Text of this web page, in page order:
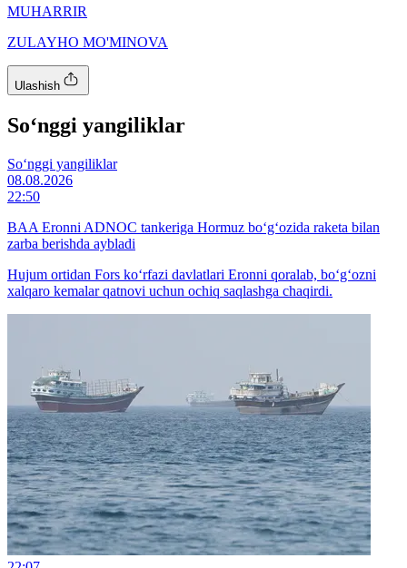
MUHARRIR
ZULAYHO MO'MINOVA
Ulashish
So‘nggi yangiliklar
So‘nggi yangiliklar
08.08.2026
22:50
BAA Eronni ADNOC tankeriga Hormuz bo‘g‘ozida raketa bilan
zarba berishda aybladi
Hujum ortidan Fors ko‘rfazi davlatlari Eronni qoralab, bo‘g‘ozni
xalqaro kemalar qatnovi uchun ochiq saqlashga chaqirdi.